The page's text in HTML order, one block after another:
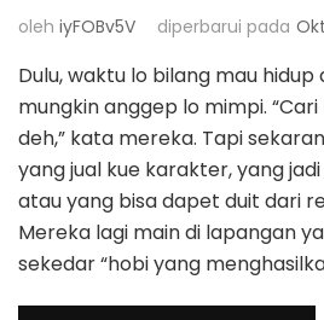
oleh iyFOBv5V diperbarui pada
Dulu, waktu lo bilang mau hidup
mungkin anggep lo mimpi.
deh,” kata mereka. Tapi
yang jual kue karakter, yang
atau yang bisa dapet duit dari
Mereka lagi main di lapangan
sekedar “hobi yang